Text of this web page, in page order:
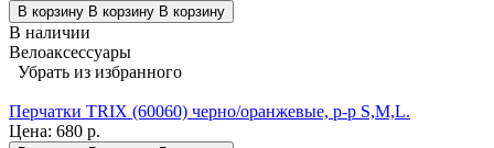
В корзину В корзину В корзину
В наличии
Велоаксессуары
Убрать из избранного
Перчатки TRIX (60060) черно/оранжевые, р-р S,M,L.
Цена: 680 р.